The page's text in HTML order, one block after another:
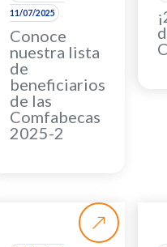
11/07/2025
Conoce
nuestra lista
de
beneficiarios
de las
Comfabecas
2025-2